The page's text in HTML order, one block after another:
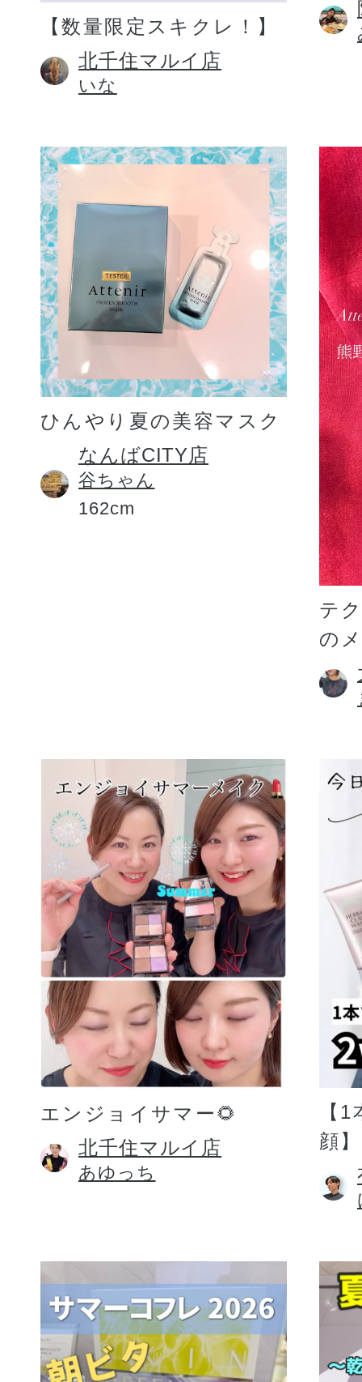
【数量限定スキクレ！】
北千住マルイ店
いな
ひんやり夏の美容マスク
なんばCITY店
谷ちゃん
162cm
テ
の
エンジョイサマー🌻
北千住マルイ店
あゆっち
【
顔】